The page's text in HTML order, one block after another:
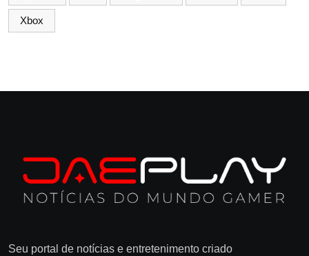
Xbox
Seu portal de notícias e entretenimento criado